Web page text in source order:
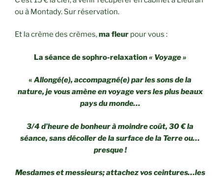
ou à Montady. Sur réservation.
Et la crème des crèmes,ma fleur pour vous :
La séance de sophro-relaxation« Voyage »
« Allongé(e), accompagné(e) par les sons de la
nature, je vous amène en voyage vers les plus beaux
pays du monde…
3/4 d’heure de bonheur à moindre coût, 30 € la
séance, sans décoller de la surface de la Terre ou…
presque !
Mesdames et messieurs; attachez vos ceintures…les